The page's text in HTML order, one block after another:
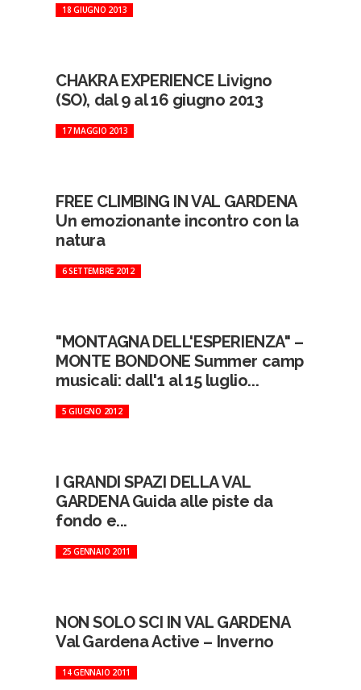
18 GIUGNO 2013
CHAKRA EXPERIENCE Livigno
(SO), dal 9 al 16 giugno 2013
17 MAGGIO 2013
FREE CLIMBING IN VAL GARDENA
Un emozionante incontro con la
natura
6 SETTEMBRE 2012
"MONTAGNA DELL'ESPERIENZA" –
MONTE BONDONE Summer camp
musicali: dall'1 al 15 luglio...
5 GIUGNO 2012
I GRANDI SPAZI DELLA VAL
GARDENA Guida alle piste da
fondo e...
25 GENNAIO 2011
NON SOLO SCI IN VAL GARDENA
Val Gardena Active – Inverno
14 GENNAIO 2011